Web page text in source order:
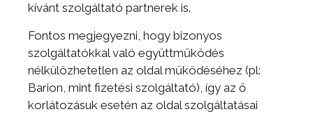
kívánt szolgáltató partnerek is.
Fontos megjegyezni, hogy bizonyos
szolgáltatókkal való együttműködés
nélkülözhetetlen az oldal működéséhez (pl:
Barion, mint fizetési szolgáltató), így az ő
korlátozásuk esetén az oldal szolgáltatásai